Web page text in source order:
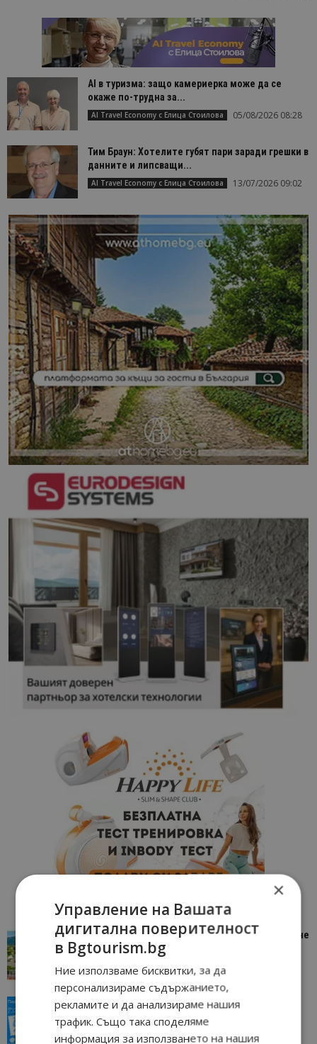
AI в туризма: защо камериерка може да се
окаже по-трудна за...
AI Travel Economy с Елица Стоилова 05/08/2026 08:28
Тим Браун: Хотелите губят пари заради грешки в
данните и липсващи...
AI Travel Economy с Елица Стоилова 13/07/2026 09:02
“Пощенска картичка от…”: Петрич – Изживяване
отвъд очакваното
11/07/2026 11:22
“Пощенска картичка от…”: Пловдив, градът на
всички времена
23/06/2026 10:00
×
Управление на Вашата
дигитална поверителност
в Bgtourism.bg
Ние използваме бисквитки, за да
персонализираме съдържанието,
рекламите и да анализираме нашия
трафик. Също така споделяме
информация за използването на нашия